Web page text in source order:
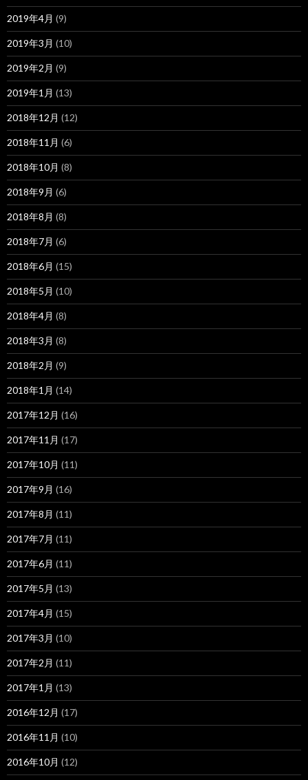
2019年4月 (9)
2019年3月 (10)
2019年2月 (9)
2019年1月 (13)
2018年12月 (12)
2018年11月 (6)
2018年10月 (8)
2018年9月 (6)
2018年8月 (8)
2018年7月 (6)
2018年6月 (15)
2018年5月 (10)
2018年4月 (8)
2018年3月 (8)
2018年2月 (9)
2018年1月 (14)
2017年12月 (16)
2017年11月 (17)
2017年10月 (11)
2017年9月 (16)
2017年8月 (11)
2017年7月 (11)
2017年6月 (11)
2017年5月 (13)
2017年4月 (15)
2017年3月 (10)
2017年2月 (11)
2017年1月 (13)
2016年12月 (17)
2016年11月 (10)
2016年10月 (12)